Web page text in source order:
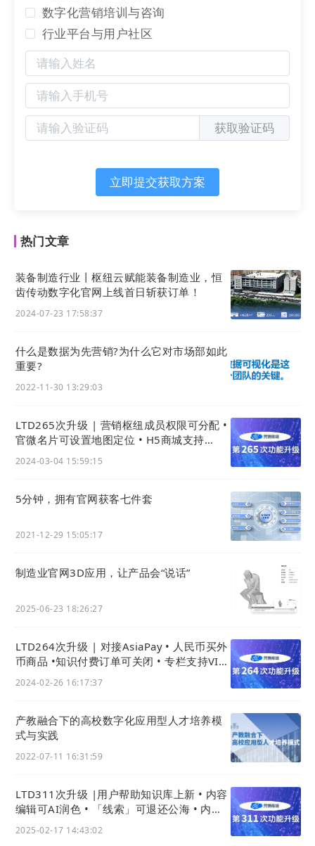
基于品牌调性，数字化官网色调以自然的白褐色为
背景使用了一张新西兰风光的宽幅图片作为背景，带
来了不错的视觉效果，同时传达出全球婚礼策划这一
主要业务；左上角网站的LOGO与 网站 主色调一致，
帮助树立品牌形象；此外，网站内容使用了中英文结
合的方式，利于吸引更为广泛的用户群体。总的来
国际化。
此外，LTD营销枢纽 后台支持多端部署，微信、百度
小程序一键生成，无需长久的等待，快速抢占市场，
将自己的官网一键生成为微信小程序。基于自有官
信社交环境中快速完成完成私域获客，利用小程序的
跳转，在公众号、网站、App之间随时切换，让消费
者了解企业，了解产品。
数字化营销培训与咨询
行业平台与用户社区
获取验证码
立即提交获取方案
热门文章
装备制造行业丨枢纽云赋能装备制造业，恒
齿传动数字化官网上线首日斩获订单！
2024-07-23 17:58:37
什么是数据为先营销?为什么它对市场部如此
重要?
2022-11-30 13:29:03
LTD265次升级 | 营销枢纽成员权限可分配 •
官微名片可设置地图定位 • H5商城支持
2024-03-04 15:59:15
5分钟，拥有官网获客七件套
2021-12-29 15:05:17
制造业官网3D应用，让产品会“说话”
2025-06-23 18:26:27
LTD264次升级 | 对接AsiaPay • 人民币买外
币商品 •知识付费订单可关闭 • 专栏支持VIP
2024-02-26 16:17:37
产教融合下的高校数字化应用型人才培养模
式与实践
2022-07-11 16:31:59
LTD311次升级 |用户帮助知识库上新 • 内容
编辑可AI润色 • 「线索」可退还公海 • 内容
2025-02-17 14:43:02